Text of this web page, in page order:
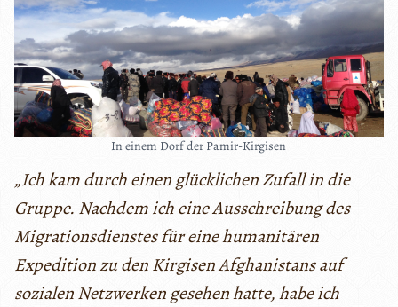
In einem Dorf der Pamir-Kirgisen
„Ich kam durch einen glücklichen Zufall in die
Gruppe. Nachdem ich eine Ausschreibung des
Migrationsdienstes für eine humanitären
Expedition zu den Kirgisen Afghanistans auf
sozialen Netzwerken gesehen hatte, habe ich